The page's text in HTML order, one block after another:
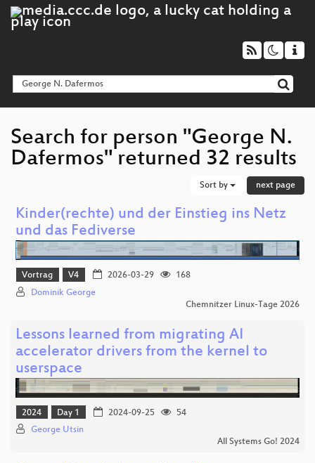
Search for person "George N.
Dafermos" returned 32 results
Sort by next page
Kinder(rechte) und der Einstieg ins Netz
und das Fediverse
Vortrag V4 2026-03-29
168
Dominik George
Chemnitzer Linux-Tage 2026
Lessons learned from migrating AI
accelerator drivers from the kernel to
userspace
2024 Day 1 2024-09-25
54
George Utsin
All Systems Go! 2024